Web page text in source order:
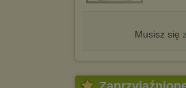
Musisz się